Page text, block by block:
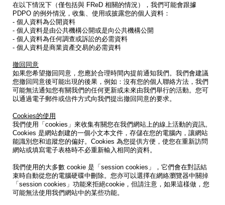
在以下情況下（僅包括與 FReD 相關的情況），我們可能會跟據
PDPO 的例外情況，收集、使用或披露您的個人資料：
- 個人資料為公開資料
- 個人資料是由公共機構公開或是向公共機構公開
- 個人資料為任何調查或訴訟的必需資料
- 個人資料是商業資產交易的必需資料
撤回同意
如果您希望撤回同意，您應於合理時間內提前通知我們。我們會建議
您撤回同意後可能出現的後果，例如：沒有您的個人聯絡方法，我們
可能無法通知您有關我們的任何更新或未來由我們舉行的活動。您可
以通過電子郵件或信件方式向我們提出撤回同意的要求。
Cookies的使用
我們使用「cookies」來收集有關您在我們網站上的線上活動的資訊。
Cookies 是網站創建的一個小文本文件，存儲在您的電腦內，讓網站
能識別您和追蹤您的偏好。Cookies 為您提供方便，使您在重新訪問
網站或填寫電子表格時不必重新輸入相同的資料。
我們使用的大多數 cookie 是「session cookies」，它們會在對話結
束時自動從您的電腦硬碟中刪除。您亦可以選擇在網絡瀏覽器中關掉
「session cookies」功能來拒絕cookie，但請注意，如果這樣做，您
可能無法使用我們網站中的某些功能。